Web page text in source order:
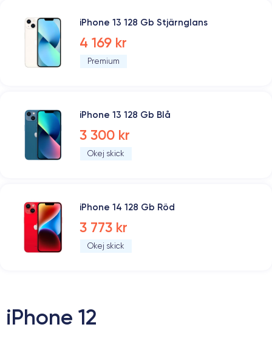
iPhone 13 128 Gb Stjärnglans
4 169 kr
Premium
iPhone 13 128 Gb Blå
3 300 kr
Okej skick
iPhone 14 128 Gb Röd
3 773 kr
Okej skick
iPhone 12